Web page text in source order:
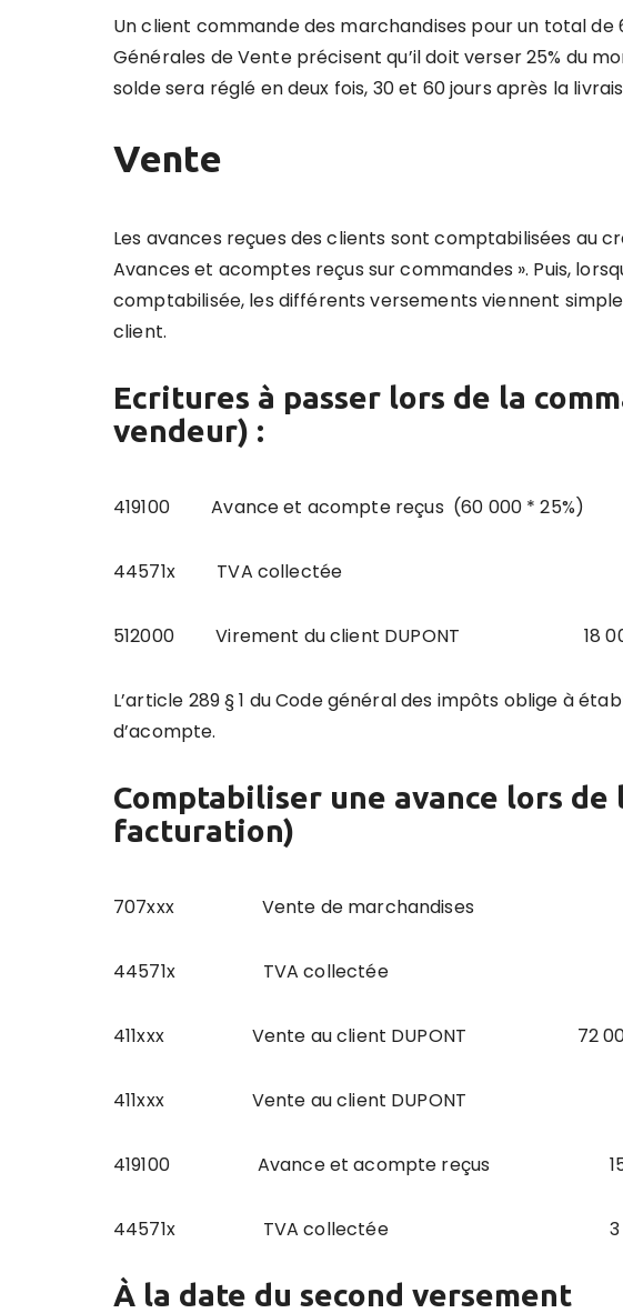
Un client commande des marchandises pour un total de
Générales de Vente précisent qu’il doit verser 25% du
solde sera réglé en deux fois, 30 et 60 jours après la
Vente
Les avances reçues des clients sont comptabilisées au
Avances et acomptes reçus sur commandes ». Puis,
comptabilisée, les différents versements viennent
client.
Ecritures à passer lors de la
vendeur) :
419100 Avance et acompte reçus (60 000 *
44571x TVA collectée 3
512000 Virement du client DUPONT 18
L’article 289 § 1 du Code général des impôts oblige à
d’acompte.
Comptabiliser une avance lors
facturation)
707xxx Vente de
44571x TVA collectée
411xxx Vente au client DUPONT 72
411xxx Vente au client DUPONT
419100 Avance et acompte reçus 15
44571x TVA collectée 3
À la date du second versement